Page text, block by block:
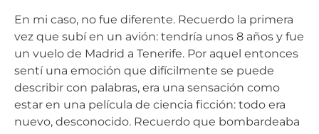
En mi caso, no fue diferente. Recuerdo la primera
vez que subí en un avión: tendría unos 8 años y fue
un vuelo de Madrid a Tenerife. Por aquel entonces
sentí una emoción que difícilmente se puede
describir con palabras, era una sensación como
estar en una película de ciencia ficción: todo era
nuevo, desconocido. Recuerdo que bombardeaba